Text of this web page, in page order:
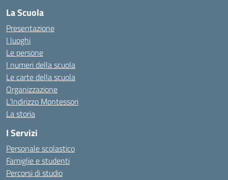
La Scuola
Presentazione
I luoghi
Le persone
I numeri della scuola
Le carte della scuola
Organizzazione
L’Indirizzo Montessori
La storia
I Servizi
Personale scolastico
Famiglie e studenti
Percorsi di studio